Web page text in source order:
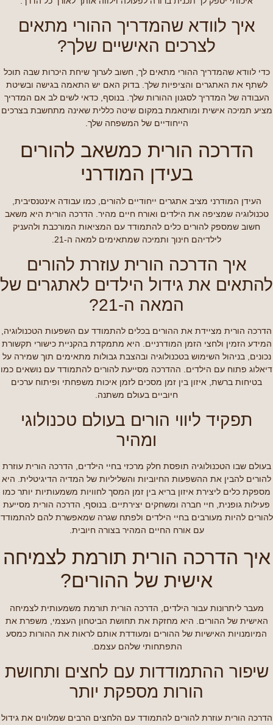
איך לוודא שהמדריך ההורי מתאים
לצרכים האישיים שלך?
כדי לוודא שהמדריך ההורי מתאים לך, חשוב לערוך שיחת היכרות שבה תוכל
לשתף את האתגרים והציפיות שלך. בדוק האם יש התאמה בגישה ובשיטת
העבודה של המדריך לסגנון ההורות שלך. בנוסף, כדאי לשים לב אם המדריך
מציע תמיכה אישית ומותאמת במקום שיטה כללית שאינה מתחשבת בצרכים
הייחודיים של המשפחה שלך.
הדרכה הורית כמשאב להורים
בעידן המודרני
העידן המודרני מציב אתגרים ייחודיים להורים, כמו עבודה אינטנסיבית,
טכנולוגיה שמציפה את הילדים ואורח חיים מהיר. הדרכה הורית היא משאב
חשוב שמספק להורים כלים להתמודד עם המציאות המורכבת ולהעניק
לילדיהם חינוך ותמיכה שמתאימים למאה ה-21.
איך הדרכה הורית עוזרת להורים
להתאים את גידול הילדים לאתגרים של
המאה ה-21?
הדרכה הורית מציידת את ההורים בכלים להתמודד עם השפעות הטכנולוגיה,
המידע הזמין ולחצי הזמן המודרניים. היא מתמקדת בהקניית כישורי תקשורת
נכונים, בניהול השימוש בטכנולוגיה ובהצבת גבולות מתאימים תוך שמירה על
דיאלוג פתוח עם הילדים. ההדרכה מסייעת להורים להתמודד עם נושאים כמו
בטיחות ברשת, איזון בין זמן מסכים לזמן איכות משפחתי ופיתוח ערכים
חיוביים בעולם משתנה.
תפקיד ליווי הורים בעולם טכנולוגי
ומהיר
בעולם שבו הטכנולוגיה תופסת חלק מרכזי בחיי הילדים, הדרכה הורית עוזרת
להורים להבין את ההשפעות החיוביות והשליליות של המדיה הדיגיטלית. היא
מספקת כלים ליצירת איזון בריא בין זמן המסך לחוויות משמעותיות יותר כמו
פעילות גופנית, חיי חברה ומשחקים יצירתיים. בנוסף, הדרכה הורית מסייעת
להורים להיות מעורבים בחיי הילדים ולפתח שגרה שמאפשרת להם להתמודד
עם אורח החיים המהיר בצורה חיובית.
איך הדרכה הורית תורמת לצמיחה
אישית של ההורים?
מעבר ליתרונות עבור הילדים, הדרכה הורית תורמת משמעותית לצמיחה
האישית של ההורים. היא מחזקת את תחושת הביטחון העצמי, משפרת את
המיומנויות האישיות של ההורים ומעודדת אותם לראות את ההורות כמסע
התפתחותי שלהם עצמם.
שיפור ההתמודדות עם לחצים ותחושת
הורות מספקת יותר
הדרכה הורית עוזרת להורים להתמודד עם הלחצים הרבים שמלווים את גידול